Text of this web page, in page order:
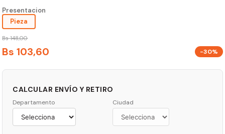
Presentacion
Pieza
Bs 148,00
Bs 103,60 -30%
CALCULAR ENVÍO Y RETIRO
Departamento Ciudad